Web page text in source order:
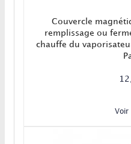
Couvercle
remplissage ou
chauffe du
Voir